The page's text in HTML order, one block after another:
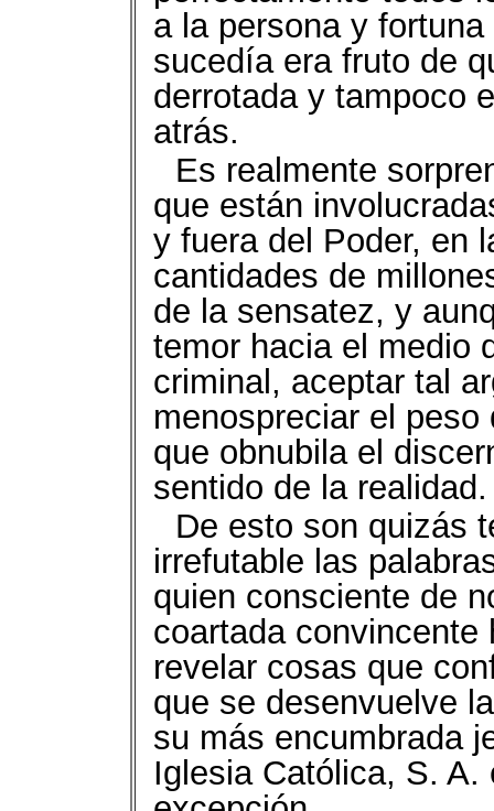
a la persona y
sucedía era fruto de
derrotada y tampoco
atrás.
Es realmente
que están
y fuera del Poder, en
cantidades de
de la sensatez, y
temor hacia el medio
criminal, aceptar tal
menospreciar el
que obnubila el
sentido de la realidad.
De esto son quizás
irrefutable las
quien consciente de
coartada convincente
revelar cosas que
que se desenvuelve
su más encumbrada
Iglesia Católica, S.